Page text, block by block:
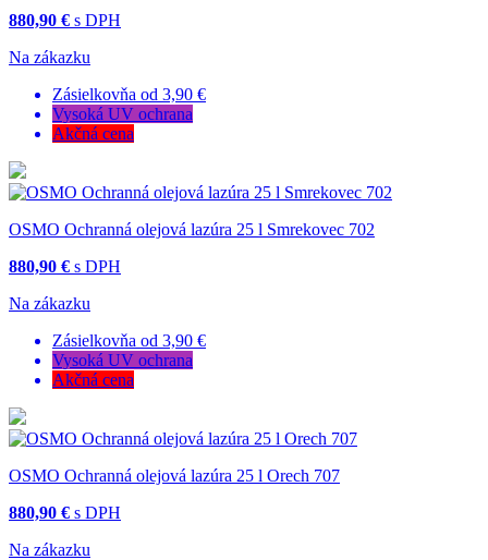
880,90 € s DPH
Na zákazku
Zásielkovňa od 3,90 €
Vysoká UV ochrana
Akčná cena
OSMO Ochranná olejová lazúra 25 l Smrekovec 702
880,90 € s DPH
Na zákazku
Zásielkovňa od 3,90 €
Vysoká UV ochrana
Akčná cena
OSMO Ochranná olejová lazúra 25 l Orech 707
880,90 € s DPH
Na zákazku